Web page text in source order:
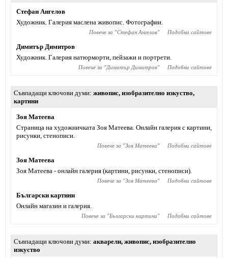
Стефан Ангелов
Художник. Галерия маслена живопис. Фотографии.
Повече за "Стефан Ангелов" Подобни сайтове
Димитър Димитров
Художник. Галерия натюрморти, пейзажи и портрети.
Повече за "Димитър Димитров" Подобни сайтове
Съвпадащи ключови думи живопис, изобразително изкуство,
картини
Зоя Матеева
Страница на художничката Зоя Матеева. Онлайн галерия с картини,
рисунки, стенописи.
Повече за "Зоя Матеева" Подобни сайтове
Зоя Матеева
Зоя Матеева - онлайн галерия (картини, рисунки, стенописи).
Повече за "Зоя Матеева" Подобни сайтове
Български картини
Онлайн магазин и галерия.
Повече за "Български картини" Подобни сайтове
Съвпадащи ключови думи акварели, живопис, изобразително
изкуство